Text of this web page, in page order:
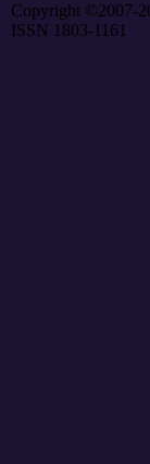
Copyright ©2007-
ISSN 1803-1161